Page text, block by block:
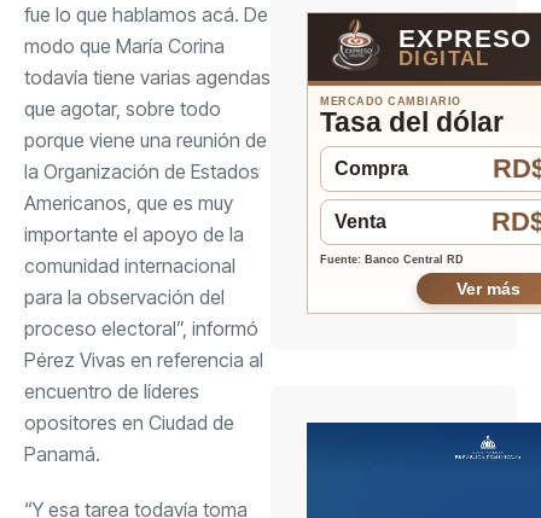
fue lo que hablamos acá. De
modo que María Corina
todavía tiene varias agendas
que agotar, sobre todo
porque viene una reunión de
la Organización de Estados
Americanos, que es muy
importante el apoyo de la
comunidad internacional
para la observación del
proceso electoral”, informó
Pérez Vivas en referencia al
encuentro de líderes
opositores en Ciudad de
Panamá.
“Y esa tarea todavía toma
EXPRESO
DIGITAL
MERCADO CAMBIARIO
Tasa del dólar
Compra
Venta
Fuente: Banco Central RD
Ver más